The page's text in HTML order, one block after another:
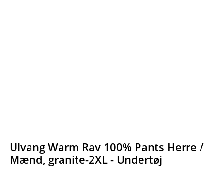
Ulvang Warm Rav 100% Pants Herre /
Mænd, granite-2XL - Undertøj